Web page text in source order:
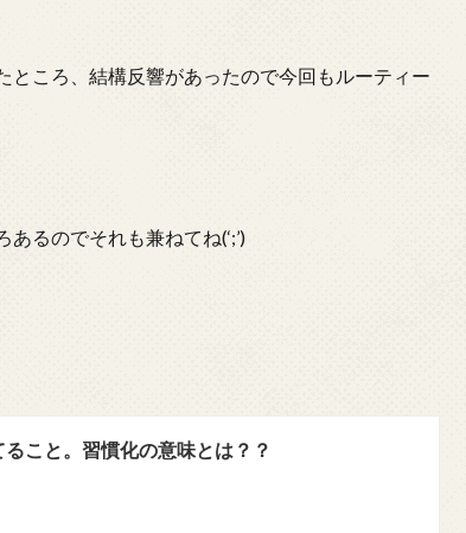
ころ、結構反響があったので今回もルーティー
るのでそれも兼ねてね(‘;’)
こと。習慣化の意味とは？？